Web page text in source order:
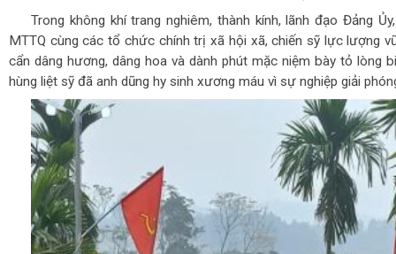
Trong không khí trang nghiêm, thành kính, lãnh đạo Đảng
MTTQ cùng các tổ chức chính trị xã hội xã, chiến sỹ lực lượng
cẩn dâng hương, dâng hoa và dành phút mặc niệm bày tỏ lòng
hùng liệt sỹ đã anh dũng hy sinh xương máu vì sự nghiệp giải